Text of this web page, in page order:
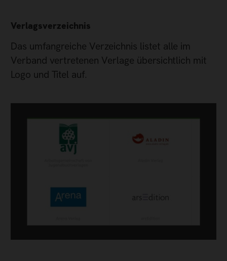
Verlagsverzeichnis
Das umfangreiche Verzeichnis listet alle im
Verband vertretenen Verlage übersichtlich mit
Logo und Titel auf.